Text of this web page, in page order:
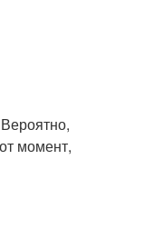
момент,